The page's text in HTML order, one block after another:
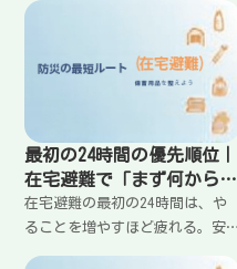
最初の24時間の優先順位｜
在宅避難で「まず何から」
を迷わない順番
在宅避難の最初の24時間は、や
ることを増やすほど疲れる。安